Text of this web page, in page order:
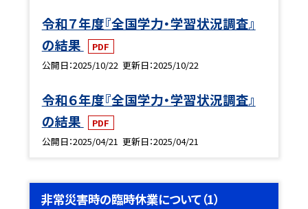
令和７年度『全国学力・学習状況調査』
の結果
PDF
公開日 2025/10/22 更新日 2025/10/22
令和６年度『全国学力・学習状況調査』
の結果
PDF
公開日 2025/04/21 更新日 2025/04/21
非常災害時の臨時休業について（1）